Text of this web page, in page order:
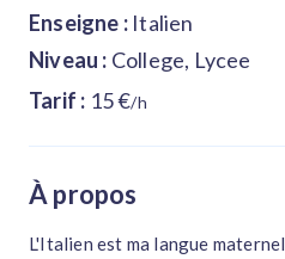
Enseigne : Italien
Niveau : College, Lycee
Tarif : 15 €/h
À propos
L'Italien est ma langue